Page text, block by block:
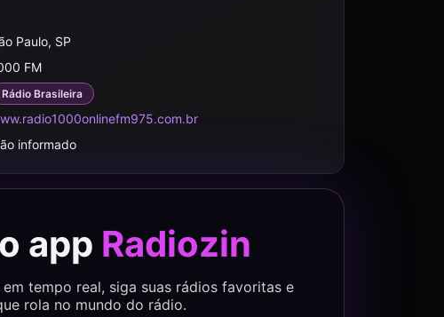
Paulo, SP
FM
Rádio Brasileira
informado
app Radiozin
em tempo real, siga suas rádios favoritas e
rola no mundo do rádio.